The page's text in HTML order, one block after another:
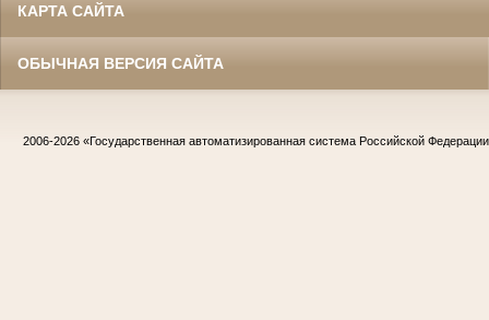
КАРТА САЙТА
ОБЫЧНАЯ ВЕРСИЯ САЙТА
2006-2026 «Государственная автоматизированная система Российской